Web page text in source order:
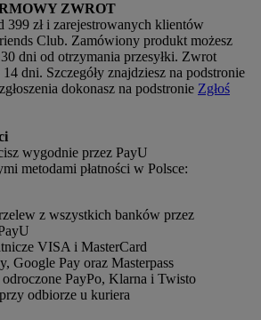
ZWROT
399 zł i zarejestrowanych klientów
Club. Zamówiony produkt możesz
dni od otrzymania przesyłki. Zwrot
dni. Szczegóły znajdziesz na podstronie
dokonasz na podstronie Zgłoś
wygodnie przez PayU
metodami płatności w Polsce:
z wszystkich banków przez
VISA i MasterCard
Google Pay oraz Masterpass
odroczone PayPo, Klarna i Twisto
odbiorze u kuriera